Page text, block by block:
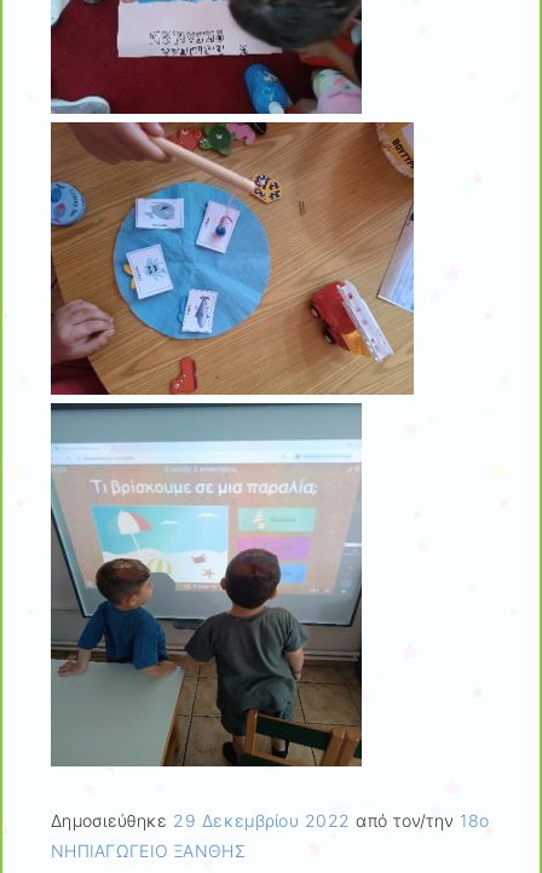
Δημοσιεύθηκε 29 Δεκεμβρίου 2022 από τον/την 18ο
ΝΗΠΙΑΓΩΓΕΙΟ ΞΑΝΘΗΣ